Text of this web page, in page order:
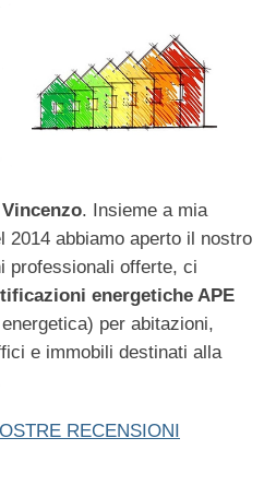
Vincenzo. Insieme a mia
2014 abbiamo aperto il nostro
professionali offerte, ci
energetiche APE
per abitazioni,
e immobili destinati alla
RECENSIONI